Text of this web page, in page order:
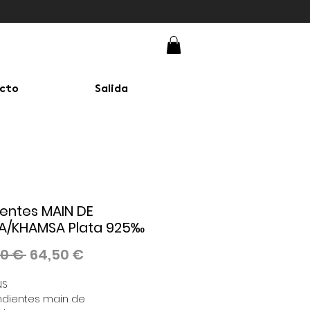
Salida
MAIN DE
KHAMSA Plata 925‰
€ Precio
64,50 €
main de